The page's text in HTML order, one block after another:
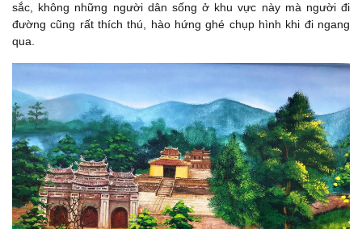
sắc, không những người dân sống ở khu vực này mà người đi
đường cũng rất thích thú, hào hứng ghé chụp hình khi đi ngang
qua.